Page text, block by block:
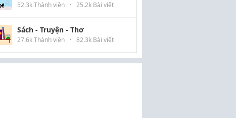
52.3k Thành viên · 25.2k Bài viết
Sách - Truyện - Thơ
27.6k Thành viên · 82.3k Bài viết